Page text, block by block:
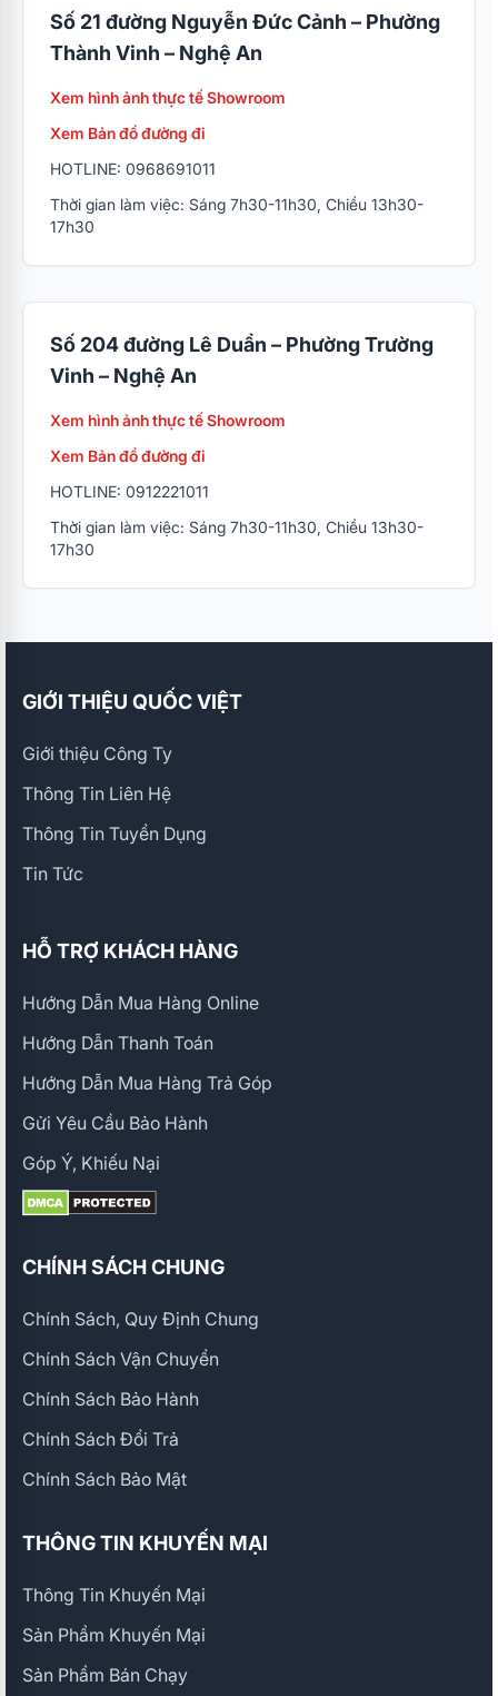
Số 21 đường Nguyễn Đức Cảnh – Phường
Thành Vinh – Nghệ An
Xem hình ảnh thực tế Showroom
Xem Bản đồ đường đi
HOTLINE: 0968691011
Thời gian làm việc: Sáng 7h30-11h30, Chiều 13h30-
17h30
Số 204 đường Lê Duẩn – Phường Trường
Vinh – Nghệ An
Xem hình ảnh thực tế Showroom
Xem Bản đồ đường đi
HOTLINE: 0912221011
Thời gian làm việc: Sáng 7h30-11h30, Chiều 13h30-
17h30
GIỚI THIỆU QUỐC VIỆT
Giới thiệu Công Ty
Thông Tin Liên Hệ
Thông Tin Tuyển Dụng
Tin Tức
HỖ TRỢ KHÁCH HÀNG
Hướng Dẫn Mua Hàng Online
Hướng Dẫn Thanh Toán
Hướng Dẫn Mua Hàng Trả Góp
Gửi Yêu Cầu Bảo Hành
Góp Ý, Khiếu Nại
CHÍNH SÁCH CHUNG
Chính Sách, Quy Định Chung
Chính Sách Vận Chuyển
Chính Sách Bảo Hành
Chính Sách Đổi Trả
Chính Sách Bảo Mật
THÔNG TIN KHUYẾN MẠI
Thông Tin Khuyến Mại
Sản Phẩm Khuyến Mại
Sản Phẩm Bán Chạy